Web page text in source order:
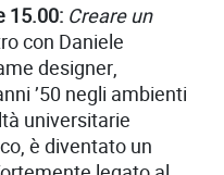
15.00: Creare un
con Daniele
designer,
’50 negli ambienti
universitarie
è diventato un